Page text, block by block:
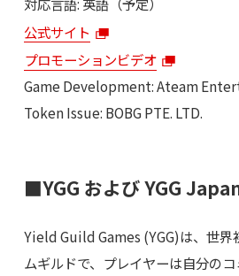
公式サイト
プロモーションビデオ
Game Development: Ateam
Token Issue: BOBG PTE. LTD.
■YGG および YGG
Yield Guild Games (YGG)は、世界
ムギルドで、プレイヤーは自分のコ